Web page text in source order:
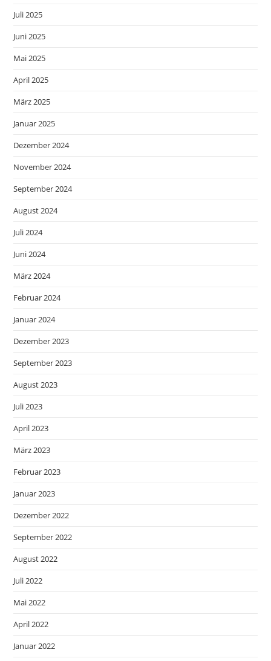
Juli 2025
Juni 2025
Mai 2025
April 2025
März 2025
Januar 2025
Dezember 2024
November 2024
September 2024
August 2024
Juli 2024
Juni 2024
März 2024
Februar 2024
Januar 2024
Dezember 2023
September 2023
August 2023
Juli 2023
April 2023
März 2023
Februar 2023
Januar 2023
Dezember 2022
September 2022
August 2022
Juli 2022
Mai 2022
April 2022
Januar 2022